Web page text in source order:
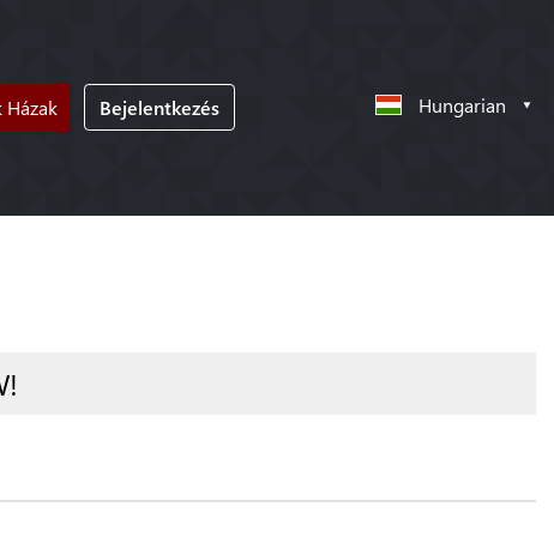
Házak Bejelentkezés Hungarian